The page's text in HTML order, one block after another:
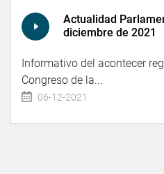
Actualidad
diciembre de 2021
Informativo del acontecer
Congreso de la...
06-12-2021